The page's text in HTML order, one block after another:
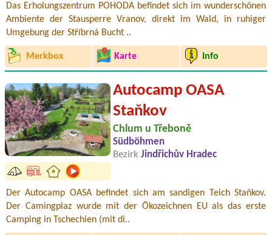
Das Erholungszentrum POHODA befindet sich im wunderschönen
Ambiente der Stausperre Vranov, direkt im Wald, in ruhiger
Umgebung der Stříbrná Bucht ..
Merkbox Karte Info
Autocamp OASA
Staňkov
Chlum u Třeboně
Südböhmen
Bezirk Jindřichův Hradec
Der Autocamp OASA befindet sich am sandigen Teich Staňkov.
Der Camingplaz wurde mit der Ökozeichnen EU als das erste
Camping in Tschechien (mit di..